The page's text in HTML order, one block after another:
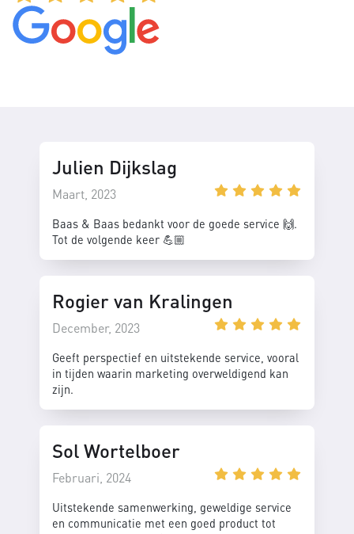
Julien Dijkslag
Maart, 2023
Baas & Baas bedankt voor de goede service 🙌.
Tot de volgende keer 💪🏼
Rogier van Kralingen
December, 2023
Geeft perspectief en uitstekende service, vooral
in tijden waarin marketing overweldigend kan
zijn.
Sol Wortelboer
Februari, 2024
Uitstekende samenwerking, geweldige service
en communicatie met een goed product tot